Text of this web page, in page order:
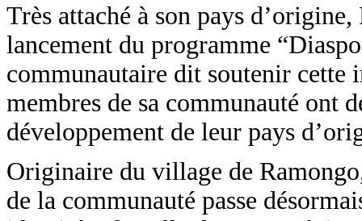
Très attaché à son pays
lancement du programme
communautaire dit soutenir cette
membres de sa communauté ont
développement de leur pays
Originaire du village de
de la communauté passe